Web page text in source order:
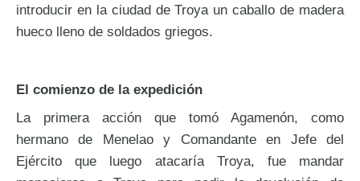
introducir en la ciudad de Troya un caballo de madera
hueco lleno de soldados griegos.
El comienzo de la expedición
La primera acción que tomó Agamenón, como
hermano de Menelao y Comandante en Jefe del
Ejército que luego atacaría Troya, fue mandar